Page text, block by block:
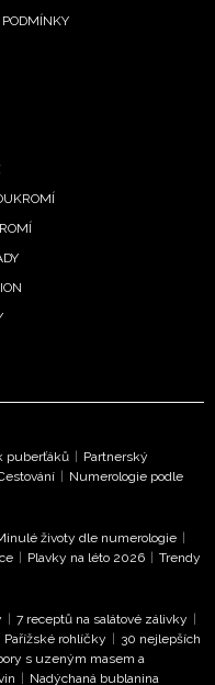
souhlasíte se
puberťáků | Partnerský
| Numerologie podle
životy dle numerologie |
| Plavky na léto 2026 | Trendy
| 7 receptů na salátové zálivky |
Pařížské rohlíčky | 30 nejlepších
s uzeným masem a
| Nadýchaná bublanina